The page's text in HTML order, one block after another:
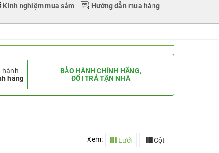
Kinh nghiệm mua sắm Hướng dẫn mua hàng
hành
hãng
BẢO HÀNH CHÍNH HÃNG,
ĐỔI TRẢ TẬN NHÀ
Xem: Lưới Cột